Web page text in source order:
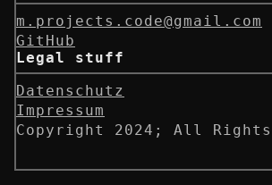
m.projects.code@gmail.com
GitHub
Legal stuff
Datenschutz
Impressum
Copyright 2024; All Rights